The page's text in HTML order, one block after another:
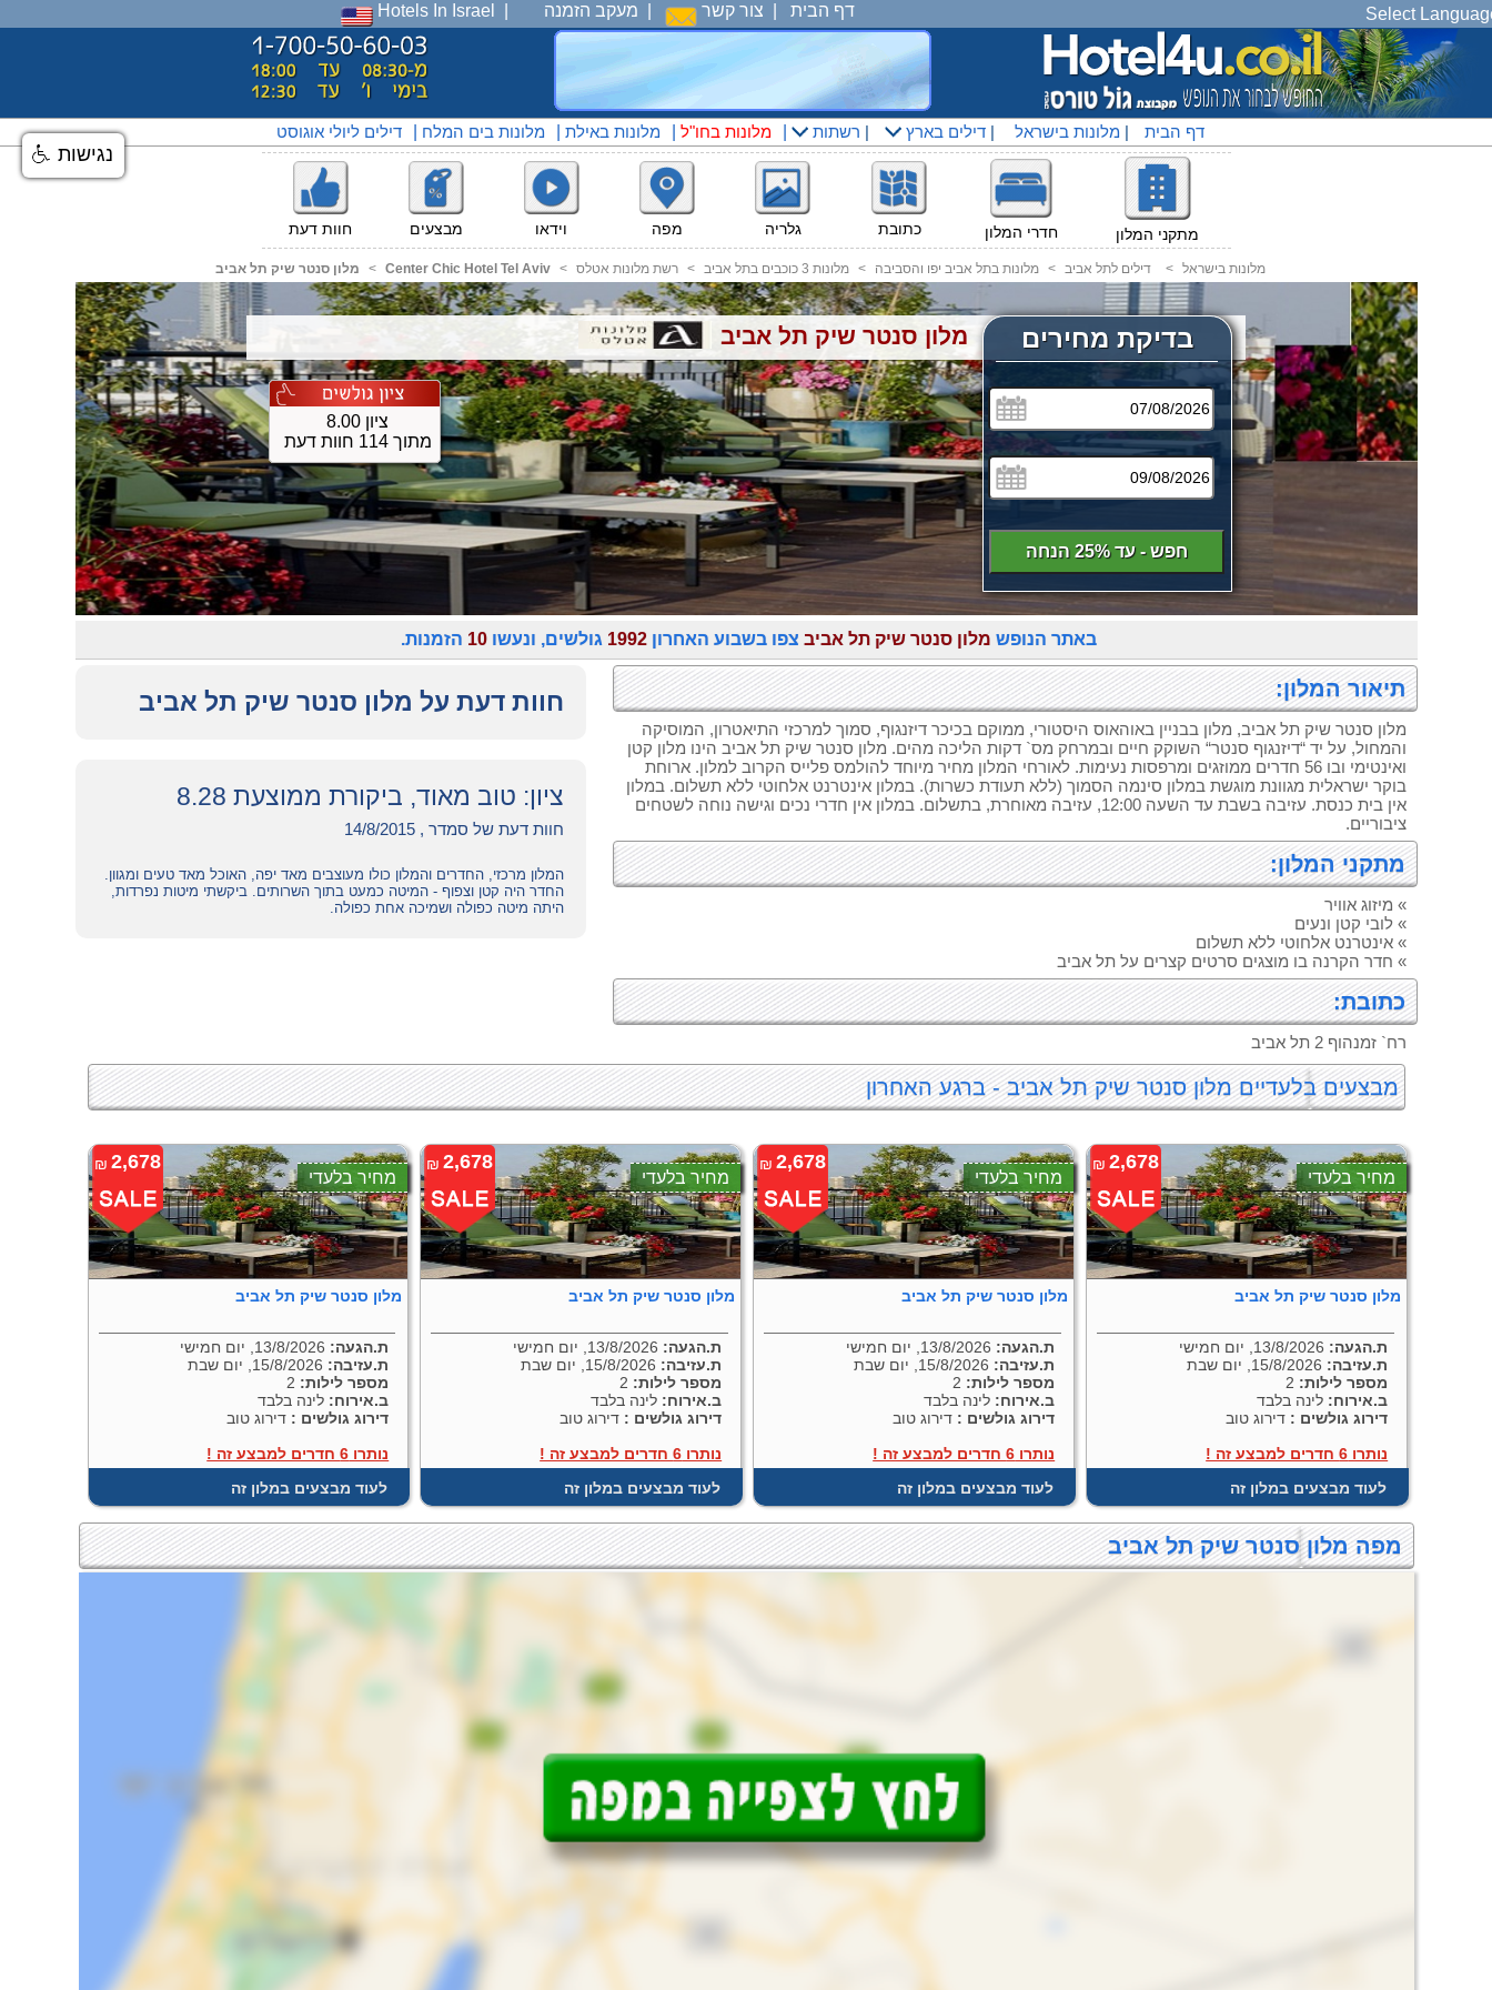
Hotels In Israel מעקב הזמנה צור קשר דף הבית Select
דילים ליולי אוגוסט מלונות בים המלח מלונות באילת מלונות בחו"ל רשתות | דילים בארץ | מלונות בישראל | דף הבית
חוות דעת מבצעים וידאו מפה גלריה כתובת חדרי המלון מתקני המלון
מלון סנטר שיק תל אביב < Center Chic Hotel Tel Aviv < רשת מלונות אטלס < מלונות 3 כוכבים בתל אביב < מלונות בתל אביב יפו והסביבה < דילים לתל אביב < מלונות בישראל
מלון סנטר שיק תל אביב
ציון 8.00
מתוך 114 חוות דעת
בדיקת מחירים
חפש - עד 25% הנחה
באתר הנופש מלון סנטר שיק תל אביב צפו בשבוע האחרון1992 גולשים, ונעשו10 הזמנות.
חוות דעת על מלון סנטר שיק תל אביב
ציון: טוב מאוד, ביקורת ממוצעת 8.28
חוות דעת של סמדר , 14/8/2015
המלון מרכזי, החדרים והמלון כולו מעוצבים מאד יפה, האוכל מאד טעים ומגוון.
החדר היה קטן וצפוף - המיטה כמעט בתוך השרותים. ביקשתי מיטות נפרדות,
היתה מיטה כפולה ושמיכה אחת כפולה.
תיאור המלון:
מלון סנטר שיק תל אביב, מלון בבניין באוהאוס היסטורי, ממוקם בכיכר דיזנגוף, סמוך למרכזי התיאטרון, המוסיקה
והמחול, על יד “דיזנגוף סנטר“ השוקק חיים ובמרחק מס` דקות הליכה מהים. מלון סנטר שיק תל אביב הינו מלון קטן
ואינטימי ובו 56 חדרים ממוזגים ומרפסות נעימות. לאורחי המלון מחיר מיוחד להולמס פלייס הקרוב למלון. ארוחת
בוקר ישראלית מגוונת מוגשת במלון סינמה הסמוך (ללא תעודת כשרות). במלון אינטרנט אלחוטי ללא תשלום. במלון
אין בית כנסת. עזיבה בשבת עד השעה 12:00, עזיבה מאוחרת, בתשלום. במלון אין חדרי נכים וגישה נוחה לשטחים
ציבוריים.
מתקני המלון:
» מיזוג אוויר
» לובי קטן ונעים
» אינטרנט אלחוטי ללא תשלום
» חדר הקרנה בו מוצגים סרטים קצרים על תל אביב
כתובת:
רח` זמנהוף 2 תל אביב
מבצעים בלעדיים מלון סנטר שיק תל אביב - ברגע האחרון
2,678
₪
מחיר בלעדי
מלון סנטר שיק תל אביב
ת.הגעה:
ת.עזיבה: 15/8/2026, יום שבת
מספר לילות:
ב.אירוח: לינה בלבד
דירוג גולשים : דירוג טוב
נותרו 6 חדרים למבצע זה !
לעוד מבצעים במלון זה
2,678
₪
מחיר בלעדי
מלון סנטר שיק תל אביב
ת.הגעה:
ת.עזיבה: 15/8/2026, יום שבת
מספר לילות:
ב.אירוח: לינה בלבד
דירוג גולשים : דירוג טוב
נותרו 6 חדרים למבצע זה !
לעוד מבצעים במלון זה
2,678
₪
מחיר בלעדי
מלון סנטר שיק תל אביב
ת.הגעה:
ת.עזיבה: 15/8/2026, יום שבת
מספר לילות:
ב.אירוח: לינה בלבד
דירוג גולשים : דירוג טוב
נותרו 6 חדרים למבצע זה !
לעוד מבצעים במלון זה
2,678
₪
מחיר בלעדי
מלון סנטר שיק תל אביב
ת.הגעה:
ת.עזיבה: 15/8/2026, יום שבת
מספר לילות:
ב.אירוח: לינה בלבד
דירוג גולשים : דירוג טוב
נותרו 6 חדרים למבצע זה !
לעוד מבצעים במלון זה
מפה מלון סנטר שיק תל אביב
נגישות